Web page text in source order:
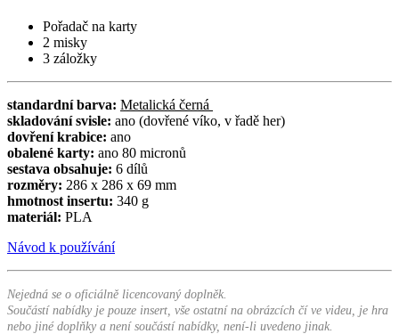
Pořadač na karty
2 misky
3 záložky
standardní barva: Metalická černá
skladování svisle: ano (dovřené víko, v řadě her)
dovření krabice: ano
obalené karty: ano 80 micronů
sestava obsahuje: 6 dílů
rozměry: 286 x 286 x 69 mm
hmotnost insertu: 340 g
materiál: PLA
Návod k používání
Nejedná se o oficiálně licencovaný doplněk.
Součástí nabídky je pouze insert, vše ostatní na obrázcích čí ve videu, je hra
nebo jiné doplňky a není součástí nabídky, není-li uvedeno jinak.